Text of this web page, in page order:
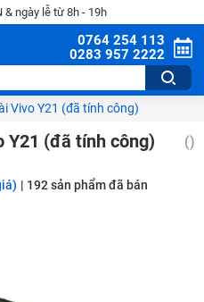
& ngày lễ từ 8h - 19h
0764 254 113
0283 957 2222
Vivo Y21 (đã tính công)
Y21 (đã tính công) ()
| 192sản phẩm đã bán